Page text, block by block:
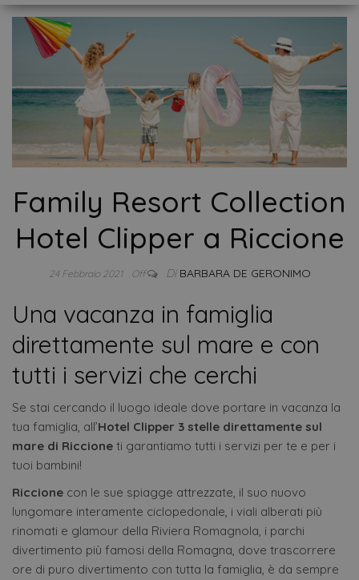
Family Resort Collection
Hotel Clipper a Riccione
24 Febbraio 2021 Off Di BARBARA DE GERONIMO
Una vacanza in famiglia
direttamente sul mare e con
tutti i servizi che cerchi
Se stai cercando il luogo ideale dove portare in vacanza la
tua famiglia, all’Hotel Clipper 3 stelle direttamente sul
mare di Riccione ti garantiamo tutti i servizi per te e per i
tuoi bambini!
Riccione con le sue spiagge attrezzate, il suo nuovo
lungomare interamente ciclopedonale, i viali alberati più
rinomati e glamour della Riviera Romagnola, i parchi
divertimento più famosi della Romagna, dove trascorrere
ore di puro divertimento con tutta la famiglia, è da sempre